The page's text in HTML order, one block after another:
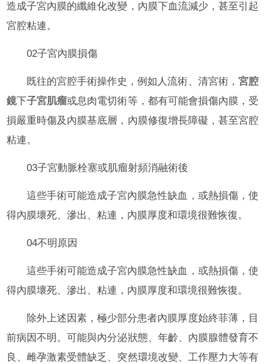
造成子宮內膜的纖維化改變，內膜下血流減少，甚至引起
宮腔粘連。
02子宮內膜損傷
既往的宮腔手術操作史，例如人流術、清宮術， 宮腔
鏡下子宮肌瘤或息肉電切術等，都有可能會損傷內膜，受
損嚴重時傷及內膜基底層，內膜修復增長障礙，甚至宮腔
粘連。
03子宮動脈栓塞或肌瘤射頻消融術後
這些手術可能造成子宮內膜急性缺血，或熱損傷，使
得內膜壞死、滲出、粘連，內膜厚度和環境很難恢復。
04不明原因
這些手術可能造成子宮內膜急性缺血，或熱損傷，使
得內膜壞死、滲出、粘連，內膜厚度和環境很難恢復。
除外上述因素，極少部分患者內膜厚度始終菲薄，目
前病因不明。可能與內分泌狀態、年齡、內膜腺體發育不
良、雌孕激素受體缺乏、突然環境改變、工作壓力大等有